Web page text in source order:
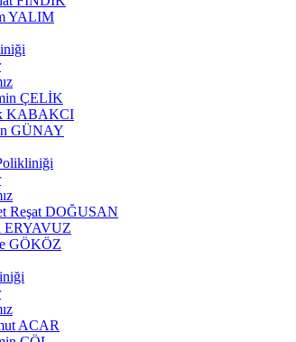
YALIM
ÇELİK
KABAKCI
GÜNAY
Reşat DOĞUSAN
ERYAVUZ
GÖKÖZ
ACAR